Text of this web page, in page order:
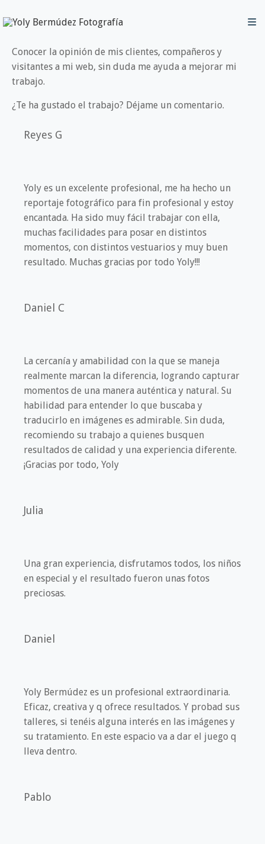
Conocer la opinión de mis clientes, compañeros y
visitantes a mi web, sin duda me ayuda a mejorar mi
trabajo.
¿Te ha gustado el trabajo? Déjame un comentario.
Reyes G
Yoly es un excelente profesional, me ha hecho un
reportaje fotográfico para fin profesional y estoy
encantada. Ha sido muy fácil trabajar con ella,
muchas facilidades para posar en distintos
momentos, con distintos vestuarios y muy buen
resultado. Muchas gracias por todo Yoly!!!
Daniel C
La cercanía y amabilidad con la que se maneja
realmente marcan la diferencia, logrando capturar
momentos de una manera auténtica y natural. Su
habilidad para entender lo que buscaba y
traducirlo en imágenes es admirable. Sin duda,
recomiendo su trabajo a quienes busquen
resultados de calidad y una experiencia diferente.
¡Gracias por todo, Yoly
Julia
Una gran experiencia, disfrutamos todos, los niños
en especial y el resultado fueron unas fotos
preciosas.
Daniel
Yoly Bermúdez es un profesional extraordinaria.
Eficaz, creativa y q ofrece resultados. Y probad sus
talleres, si tenéis alguna interés en las imágenes y
su tratamiento. En este espacio va a dar el juego q
lleva dentro.
Pablo